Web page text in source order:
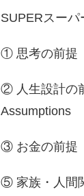
SUPERスーパ
① 思考の前提
② 人生設計の
Assumptions
③ お金の前提
⑤ 家族・人間